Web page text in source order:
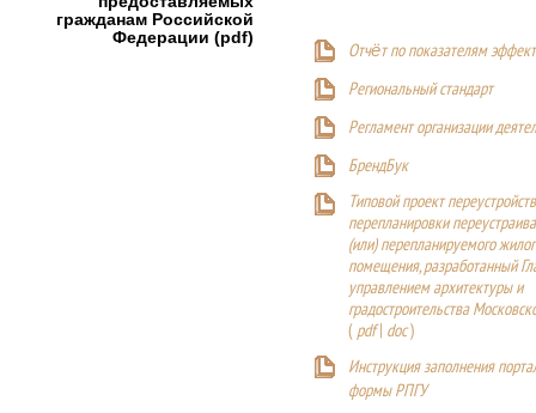
Отчёт по показателям
Региональный стандарт
Регламент организации
БрендБук
Типовой проект
перепланировки
(или) перепланируемого
помещения, разработанный
управлением архитектуры и
градостроительства
( pdf| doc)
Инструкция заполнения
формы РПГУ
гражданам Российской
Федерации (pdf)